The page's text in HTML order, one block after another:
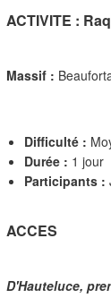
ACTIVITE :
Massif :
Difficulté :
Durée : 1 jour
Participants :
ACCES
D'Hauteluce,